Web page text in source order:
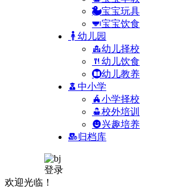
宝宝玩具
宝宝饮食
幼儿园
幼儿择校
幼儿饮食
幼儿教养
中小学
小学择校
校外培训
兴趣培养
归档库
登录
欢迎光临！